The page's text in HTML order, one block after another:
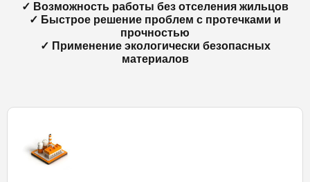
✓ Возможность работы без отселения жильцов
✓ Быстрое решение проблем с протечками и
прочностью
✓ Применение экологически безопасных
материалов